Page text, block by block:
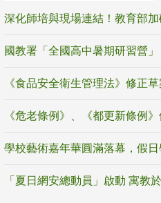
《食品安全衛生管理法》修正草
《危老條例》、《都更新條例
「夏日網安總動員」啟動 寓教